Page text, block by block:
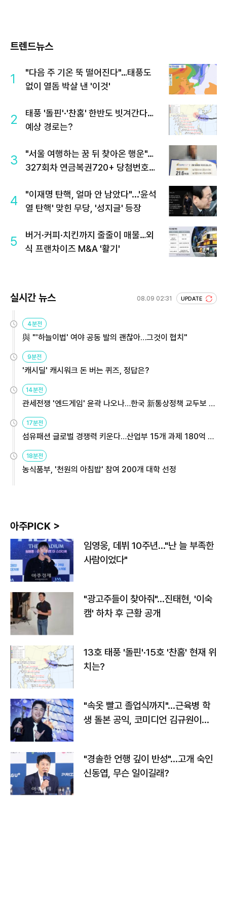
트렌드뉴스
1
"다음 주 기온 뚝 떨어진다"…태풍도
없이 열돔 박살 낸 '이것'
2
태풍 '돌핀'·'찬홈' 한반도 빗겨간다…
예상 경로는?
3
"서울 여행하는 꿈 뒤 찾아온 행운"…
327회차 연금복권720+ 당첨번호조
4
"이재명 탄핵, 얼마 안 남았다"...'윤석
열 탄핵' 맞힌 무당, '성지글' 등장
5
버거·커피·치킨까지 줄줄이 매물…외
식 프랜차이즈 M&A '활기'
실시간 뉴스 08.09 02:31 UPDATE
4분전
與 "'하늘이법' 여야 공동 발의 괜찮아…그것이 협치"
9분전
'캐시딜' 캐시워크 돈 버는 퀴즈, 정답은?
14분전
관세전쟁 '엔드게임' 윤곽 나오나…한국 新통상정책 교두보 활
용해야
17분전
섬유패션 글로벌 경쟁력 키운다…산업부 15개 과제 180억 지
원
18분전
농식품부, '천원의 아침밥' 참여 200개 대학 선정
아주PICK >
임영웅, 데뷔 10주년…"난 늘 부족한
사람이었다"
"광고주들이 찾아줘"…진태현, '이숙
캠' 하차 후 근황 공개
13호 태풍 '돌핀'·15호 '찬홈' 현재 위
치는?
"속옷 빨고 졸업식까지"…근육병 학
생 돌본 공익, 코미디언 김규원이었
"경솔한 언행 깊이 반성"…고개 숙인
신동엽, 무슨 일이길래?